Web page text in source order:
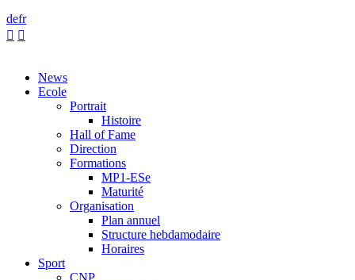
defr
 
News
Ecole
Portrait
Histoire
Hall of Fame
Direction
Formations
MP1-ESe
Maturité
Organisation
Plan annuel
Structure hebdamodaire
Horaires
Sport